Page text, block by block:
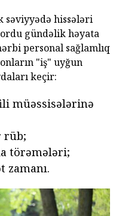
səviyyədə hissələri
gündəlik həyata
personal sağlamlıq
"iş" uyğun
keçir:
müəssisələrinə
rüb;
törəmələri;